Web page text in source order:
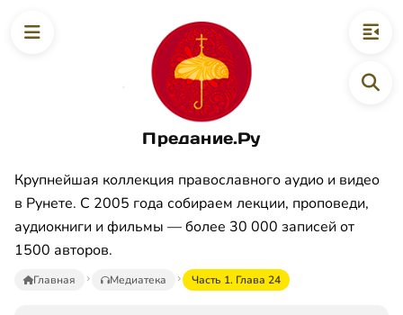
Предание.Ру
Крупнейшая коллекция православного аудио и видео
в Рунете. С 2005 года собираем лекции, проповеди,
аудиокниги и фильмы — более 30 000 записей от
1500 авторов.
Главная Медиатека Часть 1. Глава 24